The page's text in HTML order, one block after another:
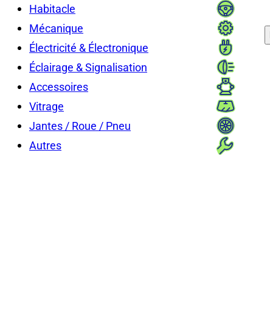
Habitacle
Mécanique
Électricité & Électronique
Éclairage & Signalisation
Accessoires
Vitrage
Jantes / Roue / Pneu
Autres